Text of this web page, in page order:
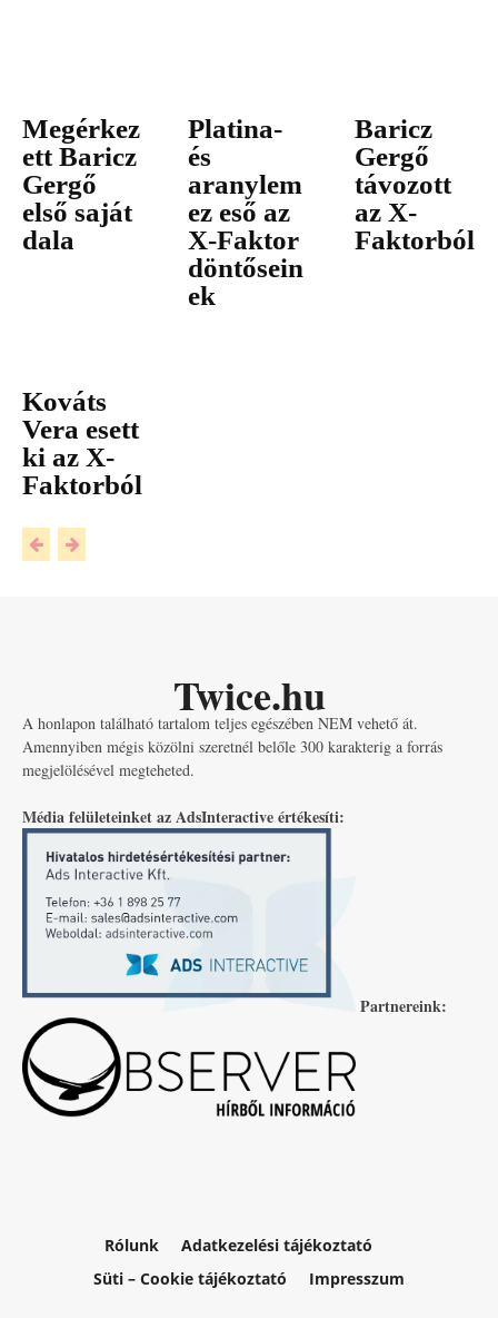
Megérkez
ett Baricz
Gergő
első saját
dala
Platina-
és
aranylem
ez eső az
X-Faktor
döntősein
ek
Baricz
Gergő
távozott
az X-
Faktorból
Kováts
Vera esett
ki az X-
Faktorból
Twice.hu
A honlapon található tartalom teljes egészében NEM vehető át.
Amennyiben mégis közölni szeretnél belőle 300 karakterig a forrás
megjelölésével megteheted.
Média felületeinket az AdsInteractive értékesíti:
Partnereink:
Rólunk
Adatkezelési tájékoztató
Süti – Cookie tájékoztató
Impresszum